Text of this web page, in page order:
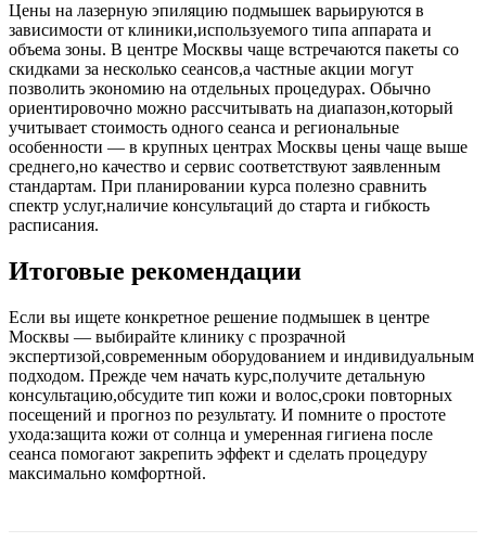
Цены на лазерную эпиляцию подмышек варьируются в
зависимости от клиники,используемого типа аппарата и
объема зоны. В центре Москвы чаще встречаются пакеты со
скидками за несколько сеансов,а частные акции могут
позволить экономию на отдельных процедурах. Обычно
ориентировочно можно рассчитывать на диапазон,который
учитывает стоимость одного сеанса и региональные
особенности — в крупных центрах Москвы цены чаще выше
среднего,но качество и сервис соответствуют заявленным
стандартам. При планировании курса полезно сравнить
спектр услуг,наличие консультаций до старта и гибкость
расписания.
Итоговые рекомендации
Если вы ищете конкретное решение подмышек в центре
Москвы — выбирайте клинику с прозрачной
экспертизой,современным оборудованием и индивидуальным
подходом. Прежде чем начать курс,получите детальную
консультацию,обсудите тип кожи и волос,сроки повторных
посещений и прогноз по результату. И помните о простоте
ухода:защита кожи от солнца и умеренная гигиена после
сеанса помогают закрепить эффект и сделать процедуру
максимально комфортной.